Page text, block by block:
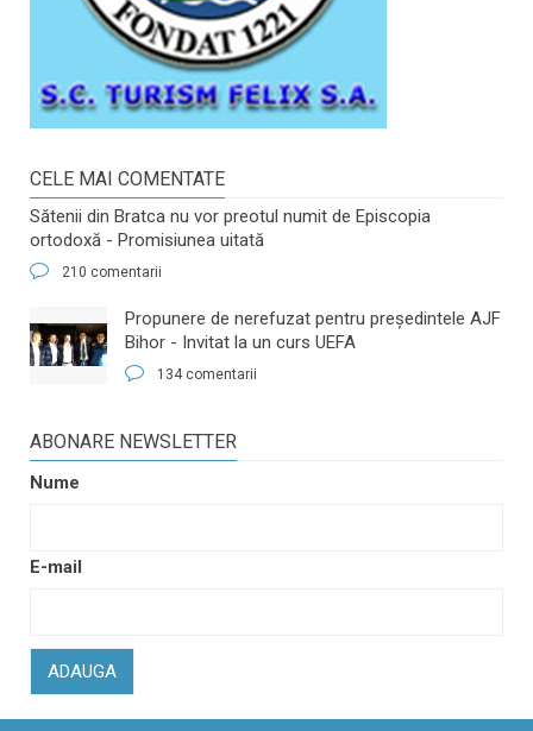
CELE MAI COMENTATE
Sătenii din Bratca nu vor preotul numit de Episcopia
ortodoxă - Promisiunea uitată
210 comentarii
​Propunere de nerefuzat pentru preşedintele AJF
Bihor - Invitat la un curs UEFA
134 comentarii
ABONARE NEWSLETTER
Nume
E-mail
ADAUGA